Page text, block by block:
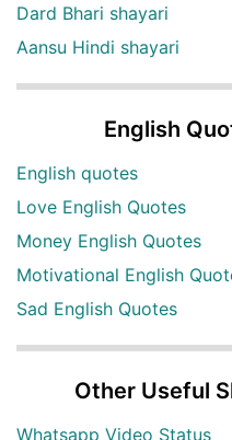
Dard Bhari shayari
Aansu Hindi shayari
English
English quotes
Love English Quotes
Money English Quotes
Motivational English
Sad English Quotes
Other Useful
Whatsapp Video Status